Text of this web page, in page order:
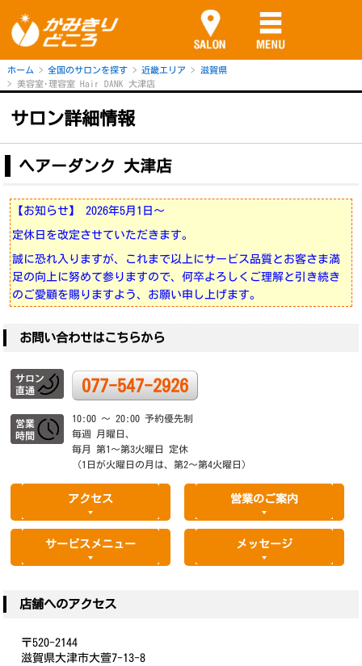
ホーム 全国のサロンを探す 近畿エリア
滋賀県
美容室･理容室 Hair DANK 大津店
サロン詳細情報
ヘアーダンク 大津店
【お知らせ】 2026年5月1日～
定休日を改定させていただきます。
誠に恐れ入りますが、これまで以上にサービス品質とお客さま満
足の向上に努めて参りますので、何卒よろしくご理解と引き続き
のご愛顧を賜りますよう、お願い申し上げます。
お問い合わせはこちらから
077-547-2926
10:00 ～ 20:00 予約優先制
毎週 月曜日、
毎月 第1～第3火曜日 定休
（1日が火曜日の月は、第2～第4火曜日）
アクセス 営業のご案内
サービスメニュー メッセージ
店舗へのアクセス
〒520-2144
滋賀県大津市大萱7-13-8